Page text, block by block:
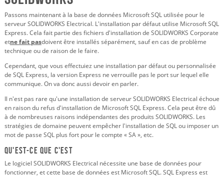
Passons maintenant à la base de données Microsoft SQL utilisée pour le
serveur SOLIDWORKS Electrical. L'installation par défaut utilise Microsoft SQL
Express. Cela fait partie des fichiers d'installation de SOLIDWORKS Corporate
etne fait pasdoivent être installés séparément, sauf en cas de problème
technique ou de raison de le faire.
Cependant, que vous effectuiez une installation par défaut ou personnalisée
de SQL Express, la version Express ne verrouille pas le port sur lequel elle
communique. On va donc aussi devoir en parler.
Il n'est pas rare qu'une installation de serveur SOLIDWORKS Electrical échoue
en raison du refus d'installation de Microsoft SQL Express. Cela peut être dû
à de nombreuses raisons indépendantes des produits SOLIDWORKS. Les
stratégies de domaine peuvent empêcher l'installation de SQL ou imposer un
mot de passe SQL plus fort pour le compte « SA », etc.
Qu'est-ce que c'est
Le logiciel SOLIDWORKS Electrical nécessite une base de données pour
fonctionner, et cette base de données est Microsoft SQL. SQL Express est